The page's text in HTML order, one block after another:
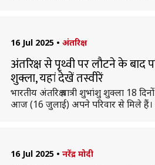
16 Jul 2025 • अंतरिक्ष
अंतरिक्ष से पृथ्वी पर लौटने के बाद
शुक्ला, यहां देखें तस्वीरें
भारतीय अंतरिक्ष यात्री शुभांशु शुक्ला 18
आज (16 जुलाई) अपने परिवार से मिले हैं।
16 Jul 2025 • नरेंद्र मोदी